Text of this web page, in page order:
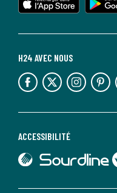
ACCESSIBILITÉ
H24 AVEC NOUS
lien vers l'espace réseaux sociaux lien vers l'espace réseaux sociaux lien vers l'espace réseaux sociaux lien vers l'espace réseaux sociaux